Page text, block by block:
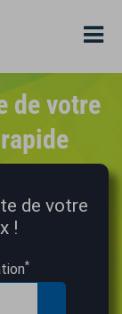
de votre
de votre
!
*